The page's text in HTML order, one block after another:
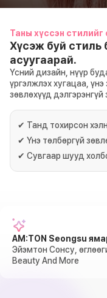
Таны хүссэн стилийг
Хүсэж буй стиль
асуугаарай.
Үсний дизайн, нүүр
үргэлжлэх хугацаа,
зөвлөхүүд дэлгэрэнгүй
✔ Танд тохирсон
✔ Үнэ төлбөргүй
✔ Сувгаар шууд
AM:TON Seongsu
Эйэмтон Сонсу,
Beauty And More